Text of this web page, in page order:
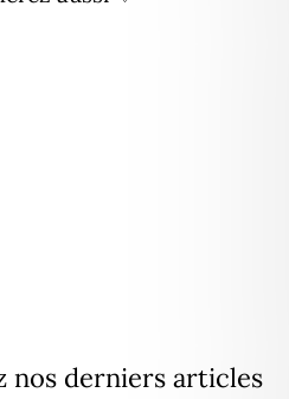
nos derniers articles